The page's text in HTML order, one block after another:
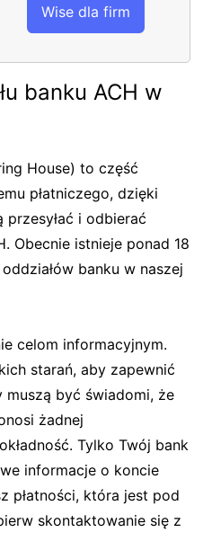
Wise dla firm
banku ACH w
House) to część
płatniczego, dzięki
i odbierać
Obecnie istnieje ponad 18
banku w naszej
celom informacyjnym.
starań, aby zapewnić
być świadomi, że
żadnej
Tylko Twój bank
informacje o koncie
płatności, która jest pod
skontaktowanie się z